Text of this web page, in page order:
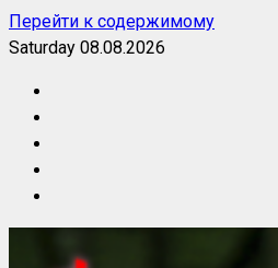
Перейти к содержимому
Saturday 08.08.2026